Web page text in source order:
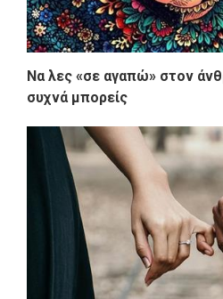
Να λες «σε αγαπώ» στον
συχνά μπορείς